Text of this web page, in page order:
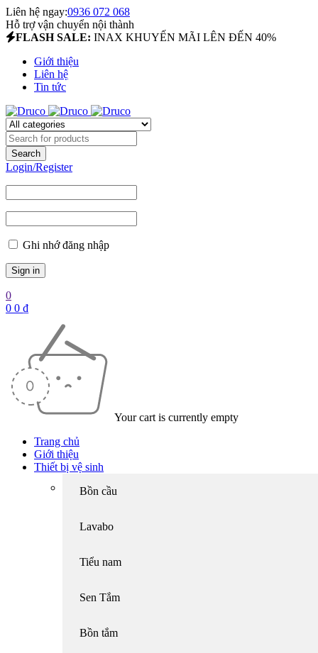
Liên hệ ngay:0936 072 068
Hỗ trợ vận chuyển nội thành
FLASH SALE: INAX KHUYẾN MÃI LÊN ĐẾN 40%
Giới thiệu
Liên hệ
Tin tức
Login/Register
Ghi nhớ đăng nhập
0
0 0 ₫
Your cart is currently empty
Trang chủ
Giới thiệu
Thiết bị vệ sinh
Bồn cầu
Lavabo
Tiểu nam
Sen Tắm
Bồn tắm